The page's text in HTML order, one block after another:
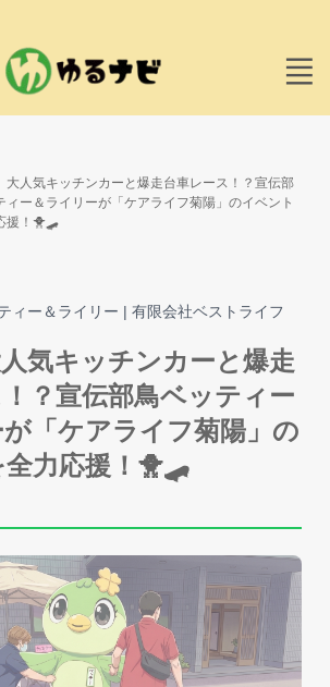
大人気キッチンカーと爆走台車レース！？宣伝部
ィー＆ライリーが「ケアライフ菊陽」のイベント
援！🐥🛹
ィー＆ライリー | 有限会社ベストライフ
人気キッチンカーと爆走
？宣伝部鳥ベッティー
「ケアライフ菊陽」の
力応援！🐥🛹